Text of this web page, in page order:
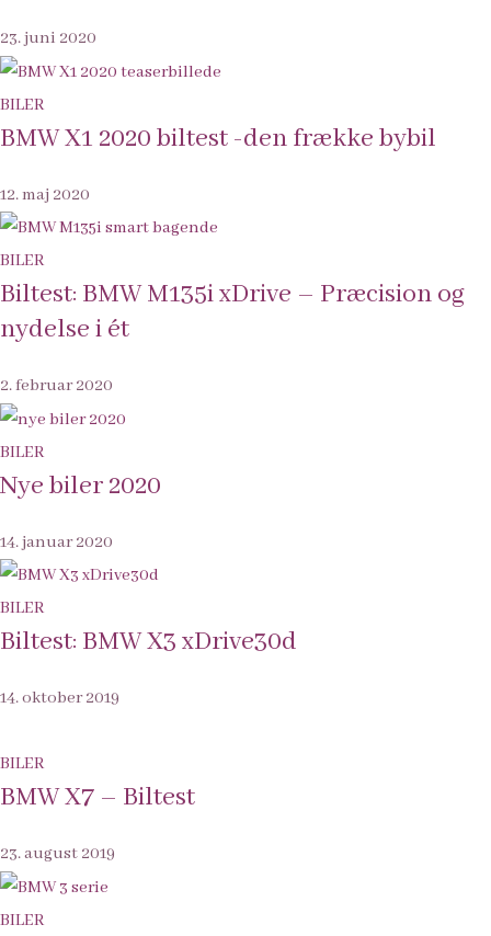
23. juni 2020
BILER
BMW X1 2020 biltest -den frække bybil
12. maj 2020
BILER
Biltest: BMW M135i xDrive – Præcision og
nydelse i ét
2. februar 2020
BILER
Nye biler 2020
14. januar 2020
BILER
Biltest: BMW X3 xDrive30d
14. oktober 2019
BILER
BMW X7 – Biltest
23. august 2019
BILER